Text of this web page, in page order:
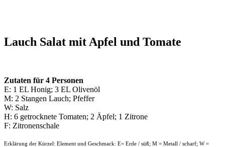
Lauch Salat mit Apfel und Tomate
Zutaten für 4 Personen
E: 1 EL Honig; 3 EL Olivenöl
M: 2 Stangen Lauch; Pfeffer
W: Salz
H: 6 getrocknete Tomaten; 2 Äpfel; 1 Zitrone
F: Zitronenschale
Erklärung der Kürzel: Element und Geschmack: E= Erde / süß; M = Metall / scharf; W =